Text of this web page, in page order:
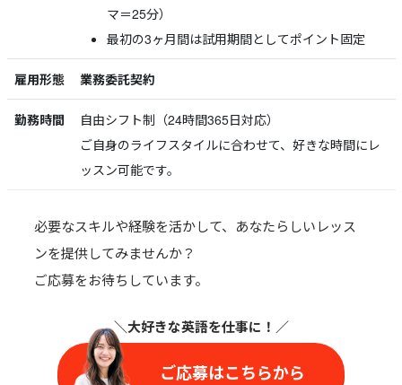
マ＝25分）
最初の3ヶ月間は試用期間としてポイント固定
雇用形態 業務委託契約
勤務時間
自由シフト制（24時間365日対応）
ご自身のライフスタイルに合わせて、好きな時間にレ
ッスン可能です。
必要なスキルや経験を活かして、あなたらしいレッス
ンを提供してみませんか？
ご応募をお待ちしています。
＼大好きな英語を仕事に ！／
ご応募はこちらから